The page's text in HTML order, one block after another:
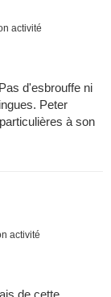
activité
d'esbrouffe ni
Peter
à son
activité